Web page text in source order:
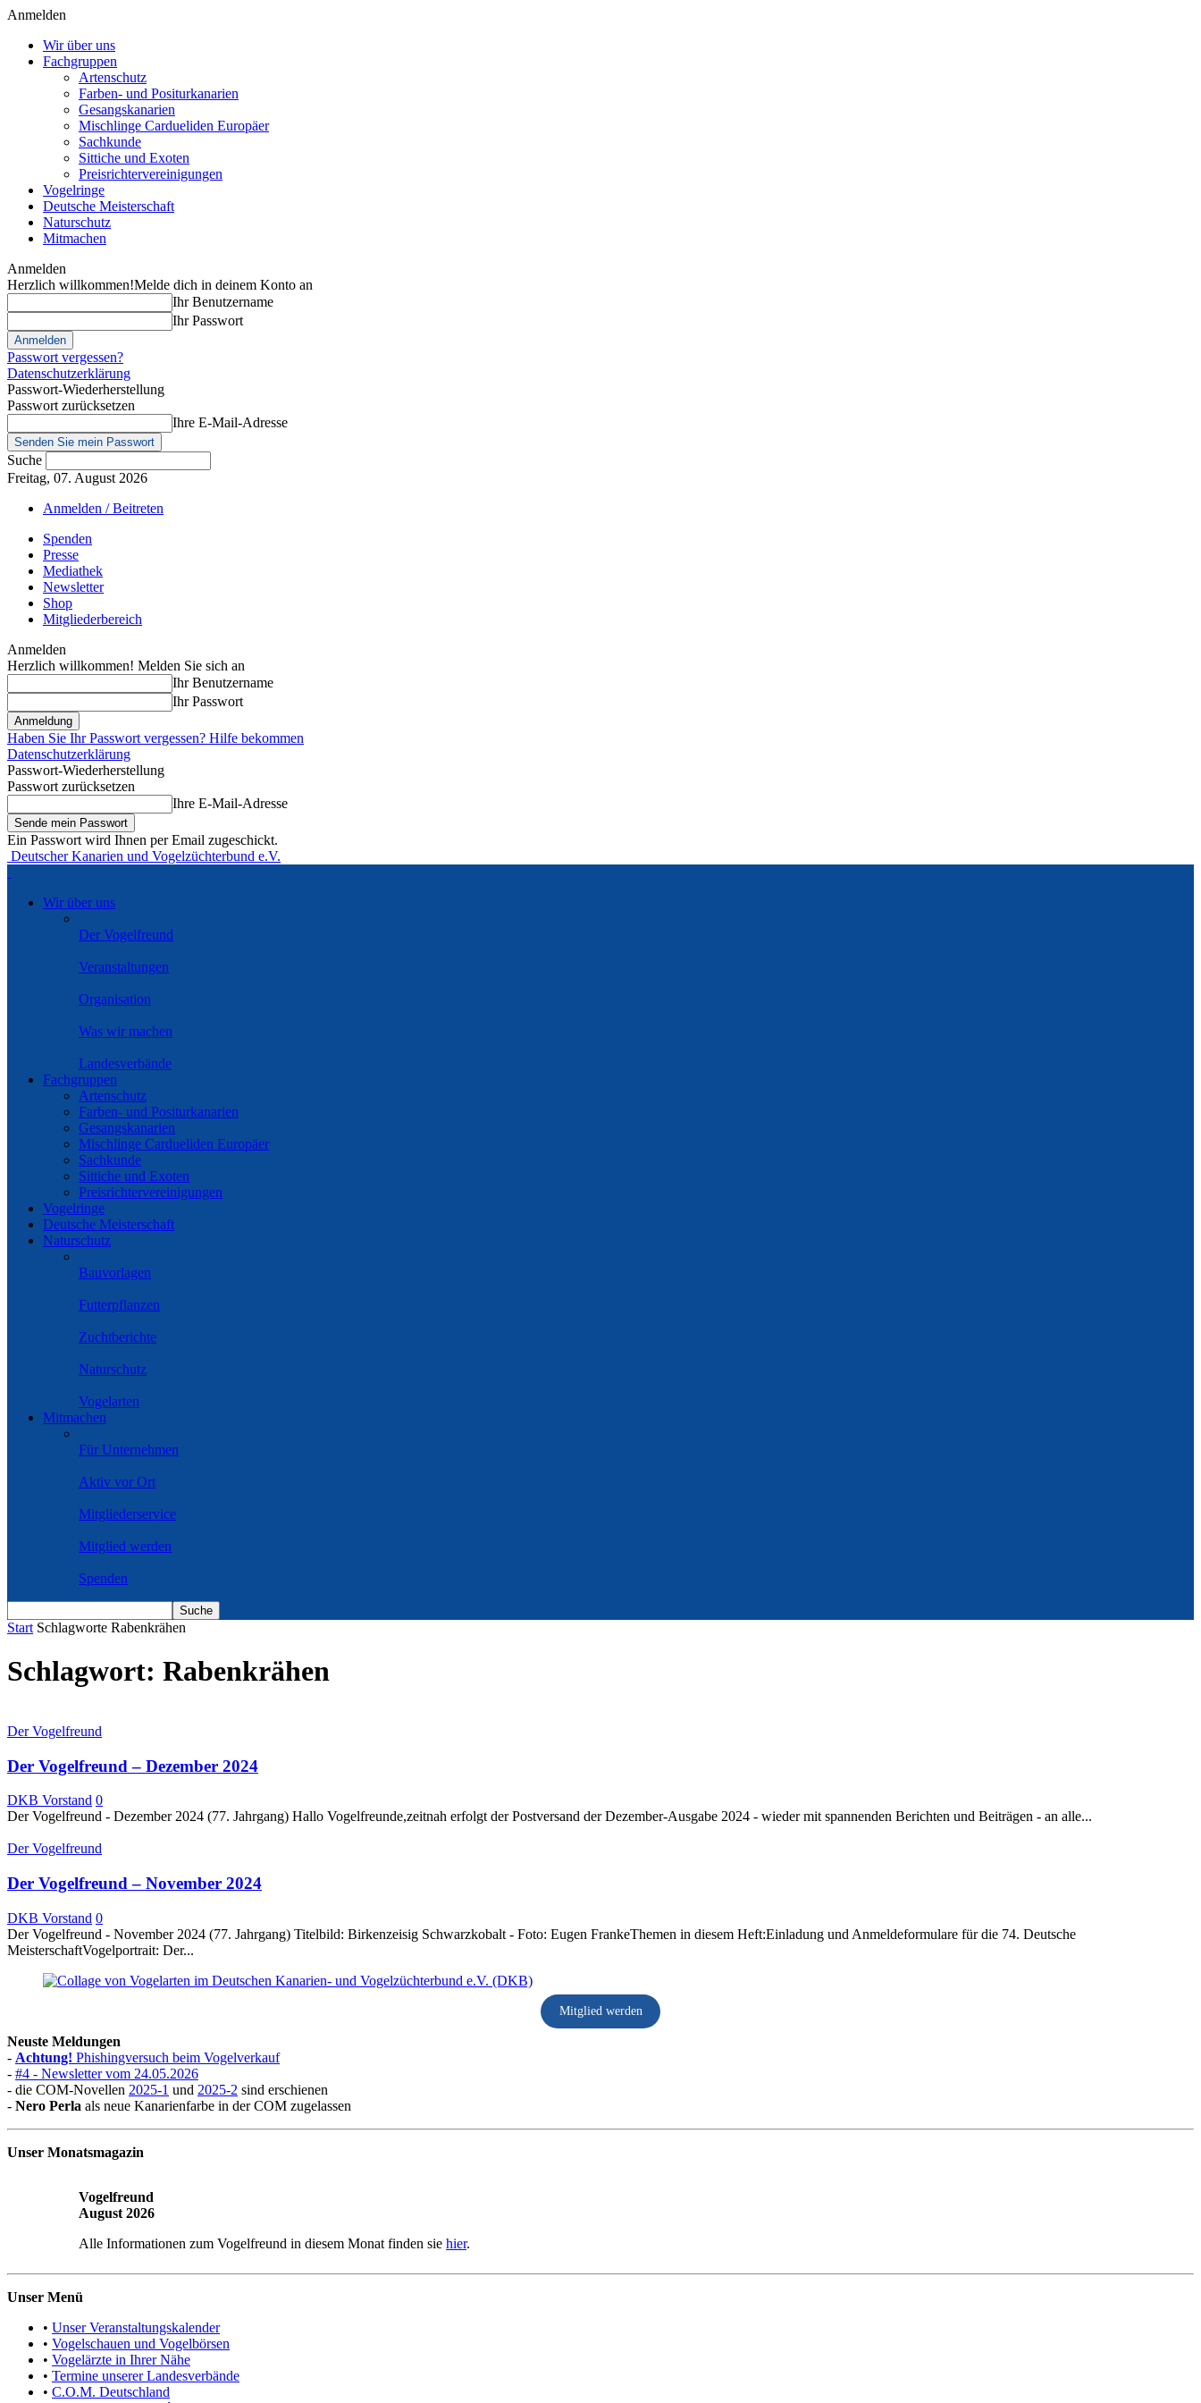
Anmelden
Wir über uns
Fachgruppen
Artenschutz
Farben- und Positurkanarien
Gesangskanarien
Mischlinge Cardueliden Europäer
Sachkunde
Sittiche und Exoten
Preisrichtervereinigungen
Vogelringe
Deutsche Meisterschaft
Naturschutz
Mitmachen
Anmelden
Herzlich willkommen!Melde dich in deinem Konto an
Ihr Benutzername
Ihr Passwort
Passwort vergessen?
Datenschutzerklärung
Passwort-Wiederherstellung
Passwort zurücksetzen
Ihre E-Mail-Adresse
Suche
Freitag, 07. August 2026
Anmelden / Beitreten
Spenden
Presse
Mediathek
Newsletter
Shop
Mitgliederbereich
Anmelden
Herzlich willkommen! Melden Sie sich an
Ihr Benutzername
Ihr Passwort
Haben Sie Ihr Passwort vergessen? Hilfe bekommen
Datenschutzerklärung
Passwort-Wiederherstellung
Passwort zurücksetzen
Ihre E-Mail-Adresse
Ein Passwort wird Ihnen per Email zugeschickt.
Deutscher Kanarien und Vogelzüchterbund e.V.
Wir über uns
Der Vogelfreund
Veranstaltungen
Organisation
Was wir machen
Landesverbände
Fachgruppen
Artenschutz
Farben- und Positurkanarien
Gesangskanarien
Mischlinge Cardueliden Europäer
Sachkunde
Sittiche und Exoten
Preisrichtervereinigungen
Vogelringe
Deutsche Meisterschaft
Naturschutz
Bauvorlagen
Futterpflanzen
Zuchtberichte
Naturschutz
Vogelarten
Mitmachen
Für Unternehmen
Aktiv vor Ort
Mitgliederservice
Mitglied werden
Spenden
Start Schlagworte Rabenkrähen
Schlagwort: Rabenkrähen
Der Vogelfreund
Der Vogelfreund – Dezember 2024
DKB Vorstand 0
Der Vogelfreund - Dezember 2024 (77. Jahrgang) Hallo Vogelfreunde,zeitnah erfolgt der Postversand der Dezember-Ausgabe 2024 - wieder mit spannenden Berichten und Beiträgen - an alle...
Der Vogelfreund
Der Vogelfreund – November 2024
DKB Vorstand 0
Der Vogelfreund - November 2024 (77. Jahrgang) Titelbild: Birkenzeisig Schwarzkobalt - Foto: Eugen FrankeThemen in diesem Heft:Einladung und Anmeldeformulare für die 74. Deutsche
MeisterschaftVogelportrait: Der...
Mitglied werden
Neuste Meldungen
- Achtung! Phishingversuch beim Vogelverkauf
- #4 - Newsletter vom 24.05.2026
- die COM-Novellen 2025-1 und 2025-2 sind erschienen
- Nero Perla als neue Kanarienfarbe in der COM zugelassen
Unser Monatsmagazin
Vogelfreund
August 2026
Alle Informationen zum Vogelfreund in diesem Monat finden sie hier.
Unser Menü
• Unser Veranstaltungskalender
• Vogelschauen und Vogelbörsen
• Vogelärzte in Ihrer Nähe
• Termine unserer Landesverbände
• C.O.M. Deutschland